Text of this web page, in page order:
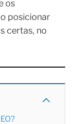
os
posicionar
certas, no